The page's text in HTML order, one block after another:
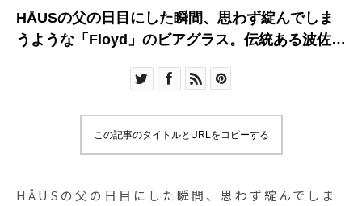
HÅUSの父の日目にした瞬間、思わず綻んでしま
うような「Floyd」のビアグラス。伝統ある波佐見
妙で◎忘れられないギフトになる事間違いなしで
日#haus#haus_matsue#hausmatsue #松江カフ
この記事のタイトルとURLをコピーする
HÅUSの父の日目にした瞬間、思わず綻んでしま